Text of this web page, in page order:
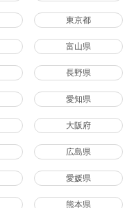
東京都
富山県
長野県
愛知県
大阪府
広島県
愛媛県
熊本県